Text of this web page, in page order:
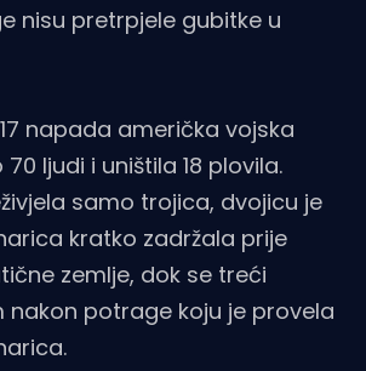
nisu pretrpjele gubitke u
napada američka vojska
ljudi i uništila 18 plovila.
samo trojica, dvojicu je
kratko zadržala prije
zemlje, dok se treći
potrage koju je provela